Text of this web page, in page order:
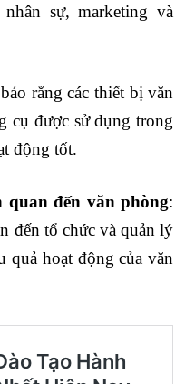
sự, marketing và
rằng các thiết bị văn
cụ được sử dụng trong
động tốt.
quan đến văn phòng:
đến tổ chức và quản lý
quả hoạt động của văn